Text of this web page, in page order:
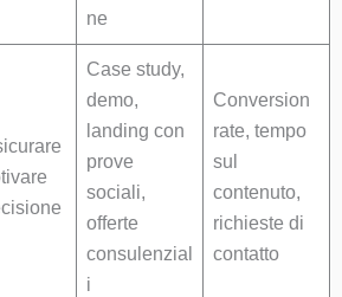
ne
Case study,
demo,
landing con
prove
sociali,
offerte
consulenzial
i
Conversion
rate, tempo
sul
contenuto,
richieste di
contatto